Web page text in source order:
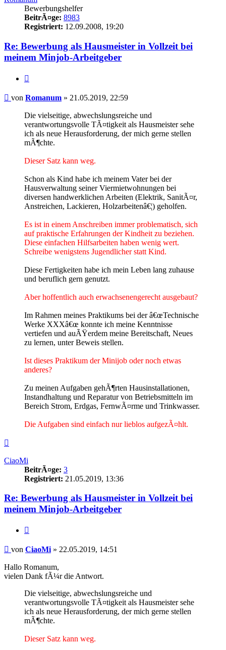
Bewerbungshelfer
BeitrÃ¤ge: 8983
Registriert: 12.09.2008, 19:20
Re: Bewerbung als Hausmeister in Vollzeit bei
meinem Minjob-Arbeitgeber
Beitrag
von Romanum » 21.05.2019, 22:59
Die vielseitige, abwechslungsreiche und
verantwortungsvolle TÃ¤tigkeit als Hausmeister sehe
ich als neue Herausforderung, der mich gerne stellen
mÃ¶chte.
Dieser Satz kann weg.
Schon als Kind habe ich meinem Vater bei der
Hausverwaltung seiner Viermietwohnungen bei
diversen handwerklichen Arbeiten (Elektrik, SanitÃ¤r,
Anstreichen, Lackieren, Holzarbeitenâ€¦) geholfen.
Es ist in einem Anschreiben immer problematisch, sich
auf praktische Erfahrungen der Kindheit zu beziehen.
Diese einfachen Hilfsarbeiten haben wenig wert.
Schreibe wenigstens Jugendlicher statt Kind.
Diese Fertigkeiten habe ich mein Leben lang zuhause
und beruflich gern genutzt.
Aber hoffentlich auch erwachsenengerecht ausgebaut?
Im Rahmen meines Praktikums bei der â€œTechnische
Werke XXXâ€œ konnte ich meine Kenntnisse
vertiefen und auÃŸerdem meine Bereitschaft, Neues
zu lernen, unter Beweis stellen.
Ist dieses Praktikum der Minijob oder noch etwas
anderes?
Zu meinen Aufgaben gehÃ¶rten Hausinstallationen,
Instandhaltung und Reparatur von Betriebsmitteln im
Bereich Strom, Erdgas, FernwÃ¤rme und Trinkwasser.
Die Aufgaben sind einfach nur lieblos aufgezÃ¤hlt.
CiaoMi
BeitrÃ¤ge: 3
Registriert: 21.05.2019, 13:36
Re: Bewerbung als Hausmeister in Vollzeit bei
meinem Minjob-Arbeitgeber
Beitrag
von CiaoMi » 22.05.2019, 14:51
Hallo Romanum,
vielen Dank fÃ¼r die Antwort.
Die vielseitige, abwechslungsreiche und
verantwortungsvolle TÃ¤tigkeit als Hausmeister sehe
ich als neue Herausforderung, der mich gerne stellen
mÃ¶chte.
Dieser Satz kann weg.